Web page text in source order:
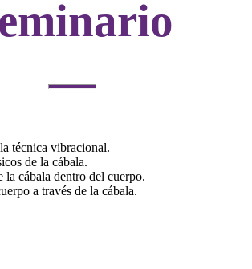
técnica vibracional.
de la cábala.
la cábala dentro del cuerpo.
a través de la cábala.